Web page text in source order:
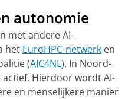
autonomie
met andere AI-
het EuroHPC-netwerk en
(AIC4NL). In Noord-
actief. Hierdoor wordt AI-
en menselijkere manier